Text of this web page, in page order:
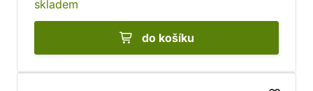
skladem
do košíku